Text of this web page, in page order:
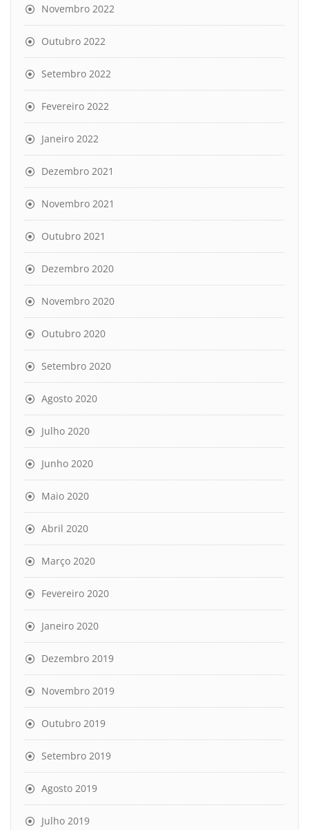
Novembro 2022
Outubro 2022
Setembro 2022
Fevereiro 2022
Janeiro 2022
Dezembro 2021
Novembro 2021
Outubro 2021
Dezembro 2020
Novembro 2020
Outubro 2020
Setembro 2020
Agosto 2020
Julho 2020
Junho 2020
Maio 2020
Abril 2020
Março 2020
Fevereiro 2020
Janeiro 2020
Dezembro 2019
Novembro 2019
Outubro 2019
Setembro 2019
Agosto 2019
Julho 2019